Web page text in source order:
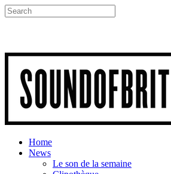
Home
News
Le son de la semaine